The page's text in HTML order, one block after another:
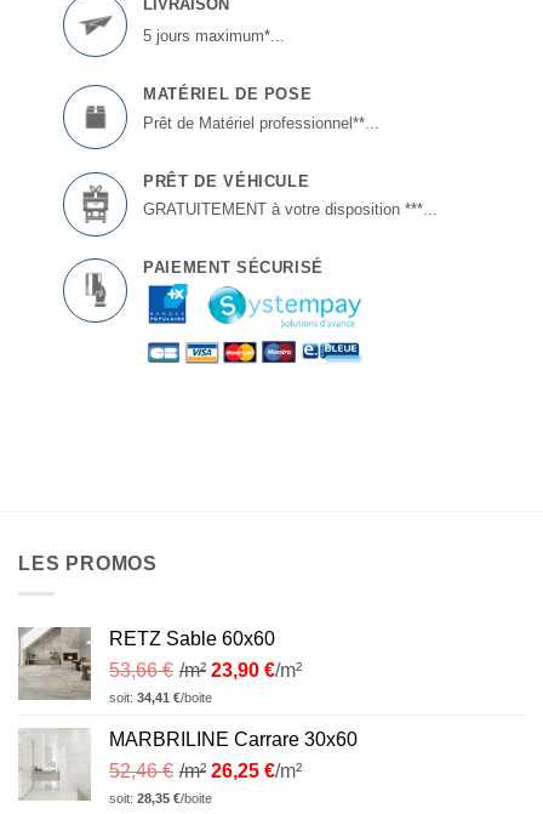
LIVRAISON
5 jours maximum*...
MATÉRIEL DE POSE
Prêt de Matériel professionnel**...
PRÊT DE VÉHICULE
GRATUITEMENT à votre disposition ***...
PAIEMENT SÉCURISÉ
LES PROMOS
RETZ Sable 60x60
53,66€ /m² 23,90 €/m²
soit: 34,41 €/boite
MARBRILINE Carrare 30x60
52,46€ /m² 26,25 €/m²
soit: 28,35 €/boite